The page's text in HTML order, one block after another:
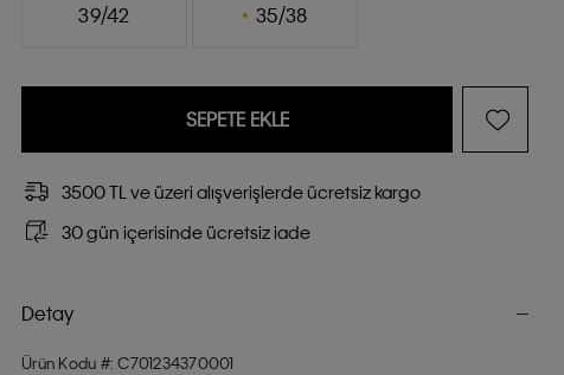
39/42
35/38
SEPETE EKLE
3500 TL ve üzeri alışverişlerde ücretsiz kargo
30 gün içerisinde ücretsiz iade
Detay
Ürün Kodu #: C701234370001